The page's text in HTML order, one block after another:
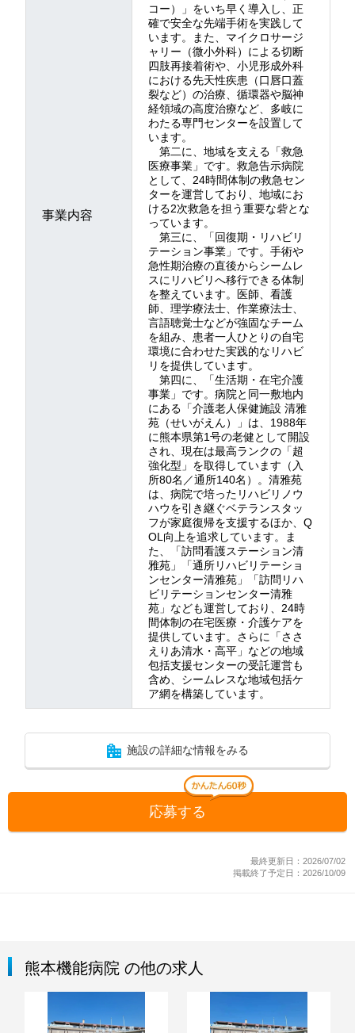
事業内容
コー）」をいち早く導入し、正
確で安全な先端手術を実践して
います。また、マイクロサージ
ャリー（微小外科）による切断
四肢再接着術や、小児形成外科
における先天性疾患（口唇口蓋
裂など）の治療、循環器や脳神
経領域の高度治療など、多岐に
わたる専門センターを設置して
います。
第二に、地域を支える「救急
医療事業」です。救急告示病院
として、24時間体制の救急セン
ターを運営しており、地域にお
ける2次救急を担う重要な砦とな
っています。
第三に、「回復期・リハビリ
テーション事業」です。手術や
急性期治療の直後からシームレ
スにリハビリへ移行できる体制
を整えています。医師、看護
師、理学療法士、作業療法士、
言語聴覚士などが強固なチーム
を組み、患者一人ひとりの自宅
環境に合わせた実践的なリハビ
リを提供しています。
第四に、「生活期・在宅介護
事業」です。病院と同一敷地内
にある「介護老人保健施設 清雅
苑（せいがえん）」は、1988年
に熊本県第1号の老健として開設
され、現在は最高ランクの「超
強化型」を取得しています（入
所80名／通所140名）。清雅苑
は、病院で培ったリハビリノウ
ハウを引き継ぐベテランスタッ
フが家庭復帰を支援するほか、Q
OL向上を追求しています。ま
た、「訪問看護ステーション清
雅苑」「通所リハビリテーショ
ンセンター清雅苑」「訪問リハ
ビリテーションセンター清雅
苑」なども運営しており、24時
間体制の在宅医療・介護ケアを
提供しています。さらに「ささ
えりあ清水・高平」などの地域
包括支援センターの受託運営も
含め、シームレスな地域包括ケ
ア網を構築しています。
施設の詳細な情報をみる
応募する
最終更新日：2026/07/02
掲載終了予定日：2026/10/09
熊本機能病院 の他の求人